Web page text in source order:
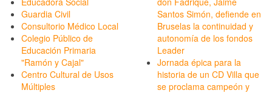
Guardia Civil
Consultorio Médico Local
Colegio Público de
Educación Primaria
"Ramón y Cajal"
Centro Cultural de Usos
Múltiples
Santos Simón, defiende en
Bruselas la continuidad y
autonomía de los fondos
Leader
Jornada épica para la
historia de un CD Villa que
se proclama campeón y